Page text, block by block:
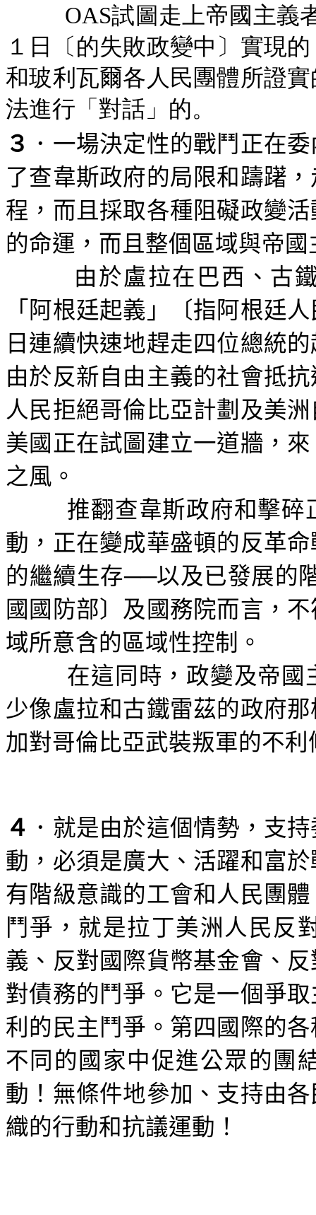
OAS試圖走上帝國主義
１日〔的失敗政變中〕實現
和玻利瓦爾各人民團體所證
法進行「對話」的。
３ ．一場決定性的戰鬥正在
了查韋斯政府的局限和躊躇
程，而且採取各種阻礙政變
的命運，而且整個區域與帝
由於盧拉在巴西、古
「阿根廷起義」〔指阿根廷
日連續快速地趕走四位總統
由於反新自由主義的社會抵
人民拒絕哥倫比亞計劃及美
美國正在試圖建立一道牆，
之風。
推翻查韋斯政府和擊碎
動，正在變成華盛頓的反革
的繼續生存──以及已發展的
國國防部〕及國務院而言，
域所意含的區域性控制。
在這同時，政變及帝國
少像盧拉和古鐵雷茲的政府
加對哥倫比亞武裝叛軍的不
４ ．就是由於這個情勢，支
動，必須是廣大、活躍和富
有階級意識的工會和人民團
鬥爭，就是拉丁美洲人民反
義、反對國際貨幣基金會、
對債務的鬥爭。它是一個爭
利的民主鬥爭。第四國際的
不同的國家中促進公眾的團
動！無條件地參加、支持由
織的行動和抗議運動！